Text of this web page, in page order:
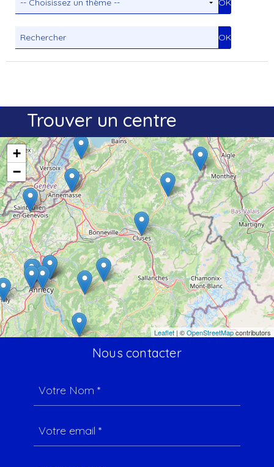
Trouver un centre
+
−
Leaflet | ©OpenStreetMapcontributors
Nous contacter